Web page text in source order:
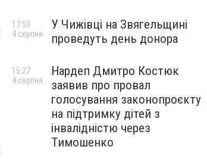
У Чижівці на Звягельщині
проведуть день донора
17:53
4 серпня
Нардеп Дмитро Костюк
заявив про провал
голосування законопроєкту
на підтримку дітей з
інвалідністю через
Тимошенко
15:27
4 серпня